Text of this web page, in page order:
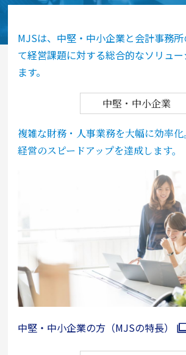
MJSは、中堅・中小企業と会計事務
て経営課題に対する総合的なソリュ
ます。
中堅・中小企業
複雑な財務・人事業務を大幅に効率化。
経営のスピードアップを達成します。
中堅・中小企業の方（MJSの特長）